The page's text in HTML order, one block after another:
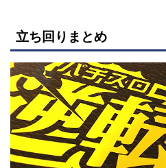
立ち回りまとめ